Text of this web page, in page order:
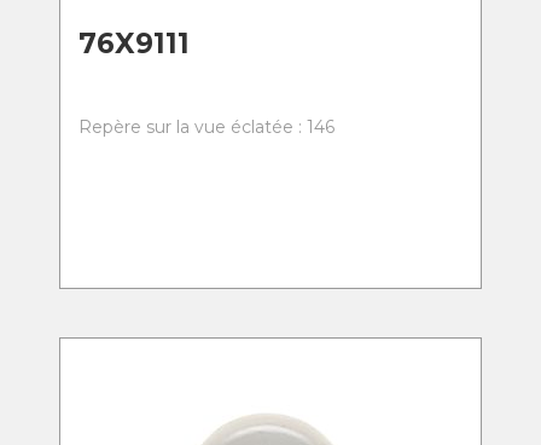
76X9111
Repère sur la vue éclatée : 146